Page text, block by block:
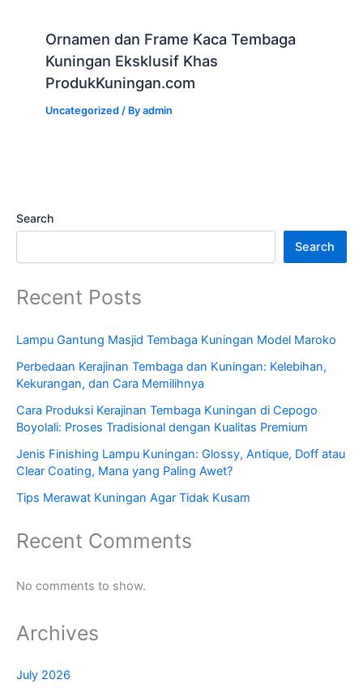
Ornamen dan Frame Kaca Tembaga
Kuningan Eksklusif Khas
ProdukKuningan.com
Uncategorized / Byadmin
Search
Search
Recent Posts
Lampu Gantung Masjid Tembaga Kuningan Model Maroko
Perbedaan Kerajinan Tembaga dan Kuningan: Kelebihan,
Kekurangan, dan Cara Memilihnya
Cara Produksi Kerajinan Tembaga Kuningan di Cepogo
Boyolali: Proses Tradisional dengan Kualitas Premium
Jenis Finishing Lampu Kuningan: Glossy, Antique, Doff atau
Clear Coating, Mana yang Paling Awet?
Tips Merawat Kuningan Agar Tidak Kusam
Recent Comments
No comments to show.
Archives
July 2026